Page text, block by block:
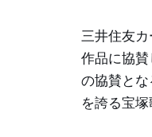
三井住友
作品に協
の協賛と
を誇る宝